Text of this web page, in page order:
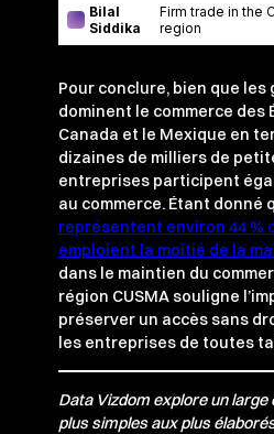
Pour conclure, bien que
dominent le commerce des
Canada et le Mexique en
dizaines de milliers de
entreprises participent
au commerce. Étant donné
représentent environ 44 %
emploient la moitié de la
dans le maintien du
région CUSMA souligne
préserver un accès sans
les entreprises de toutes
Data Vizdom explore un large
plus simples aux plus